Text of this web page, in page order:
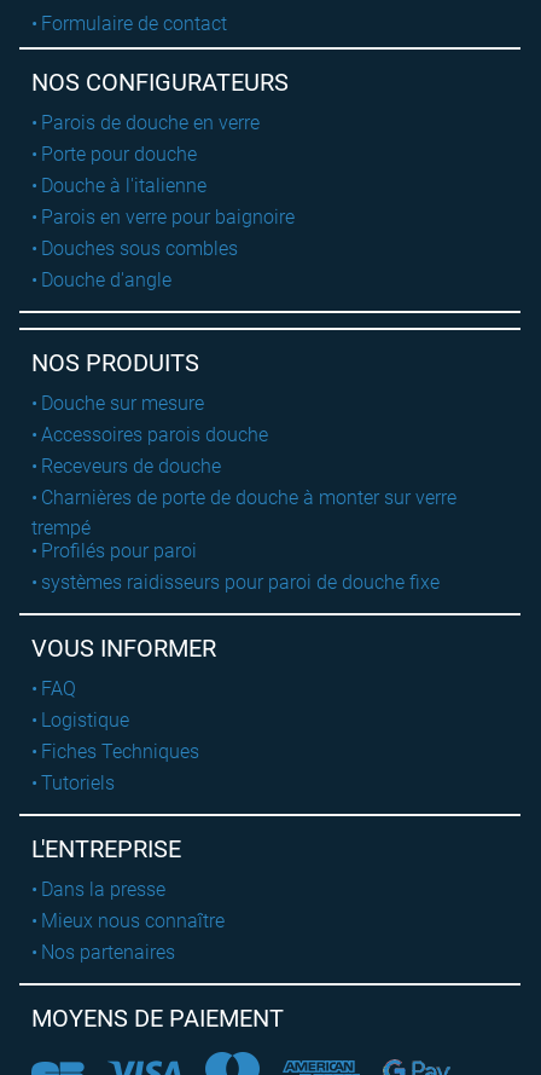
Formulaire de contact
NOS CONFIGURATEURS
Parois de douche en verre
Porte pour douche
Douche à l'italienne
Parois en verre pour baignoire
Douches sous combles
Douche d'angle
NOS PRODUITS
Douche sur mesure
Accessoires parois douche
Receveurs de douche
Charnières de porte de douche à monter sur verre
trempé
Profilés pour paroi
systèmes raidisseurs pour paroi de douche fixe
VOUS INFORMER
FAQ
Logistique
Fiches Techniques
Tutoriels
L'ENTREPRISE
Dans la presse
Mieux nous connaître
Nos partenaires
MOYENS DE PAIEMENT